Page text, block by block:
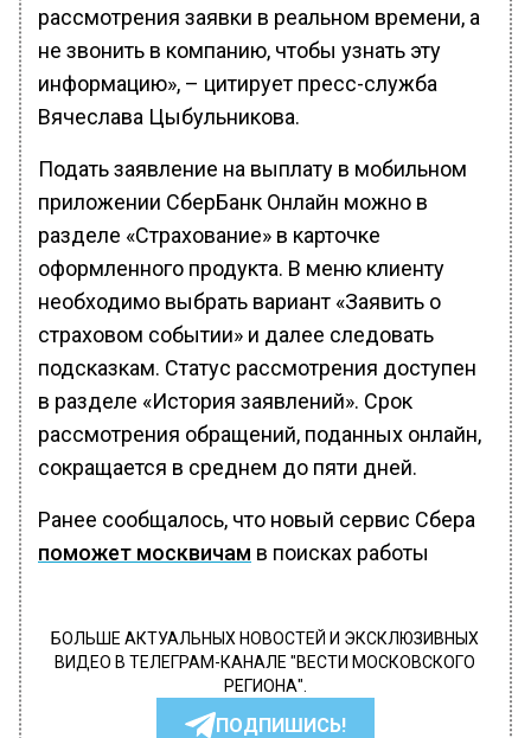
рассмотрения заявки в реальном времени, а
не звонить в компанию, чтобы узнать эту
информацию», – цитирует пресс-служба
Вячеслава Цыбульникова.
Подать заявление на выплату в мобильном
приложении СберБанк Онлайн можно в
разделе «Страхование» в карточке
оформленного продукта. В меню клиенту
необходимо выбрать вариант «Заявить о
страховом событии» и далее следовать
подсказкам. Статус рассмотрения доступен
в разделе «История заявлений». Срок
рассмотрения обращений, поданных онлайн,
сокращается в среднем до пяти дней.
Ранее сообщалось, что новый сервис Сбера
поможет москвичам в поисках работы
БОЛЬШЕ АКТУАЛЬНЫХ НОВОСТЕЙ И ЭКСКЛЮЗИВНЫХ
ВИДЕО В ТЕЛЕГРАМ-КАНАЛЕ "ВЕСТИ МОСКОВСКОГО
РЕГИОНА".
ПОДПИШИСЬ!